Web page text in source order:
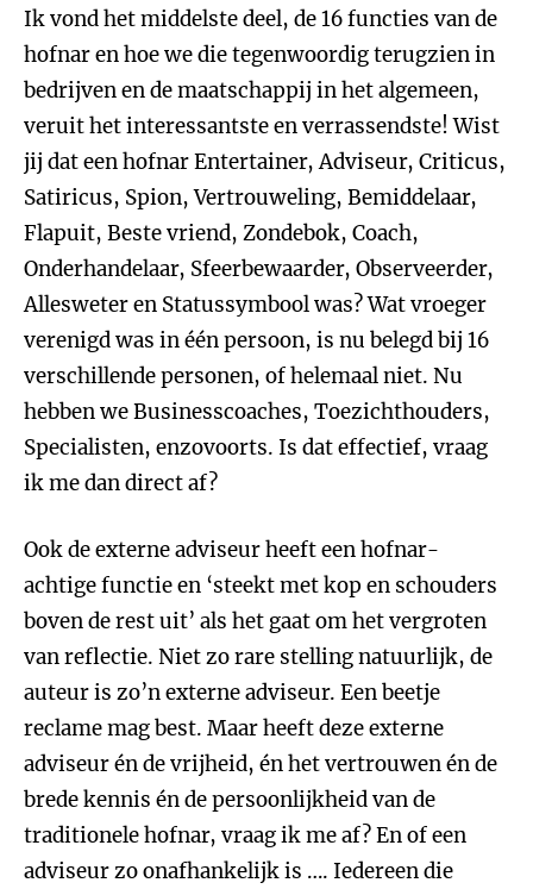
Ik vond het middelste deel, de 16 functies van de
hofnar en hoe we die tegenwoordig terugzien in
bedrijven en de maatschappij in het algemeen,
veruit het interessantste en verrassendste! Wist
jij dat een hofnar Entertainer, Adviseur, Criticus,
Satiricus, Spion, Vertrouweling, Bemiddelaar,
Flapuit, Beste vriend, Zondebok, Coach,
Onderhandelaar, Sfeerbewaarder, Observeerder,
Allesweter en Statussymbool was? Wat vroeger
verenigd was in één persoon, is nu belegd bij 16
verschillende personen, of helemaal niet. Nu
hebben we Businesscoaches, Toezichthouders,
Specialisten, enzovoorts. Is dat effectief, vraag
ik me dan direct af?
Ook de externe adviseur heeft een hofnar-
achtige functie en ‘steekt met kop en schouders
boven de rest uit’ als het gaat om het vergroten
van reflectie. Niet zo rare stelling natuurlijk, de
auteur is zo’n externe adviseur. Een beetje
reclame mag best. Maar heeft deze externe
adviseur én de vrijheid, én het vertrouwen én de
brede kennis én de persoonlijkheid van de
traditionele hofnar, vraag ik me af? En of een
adviseur zo onafhankelijk is …. Iedereen die